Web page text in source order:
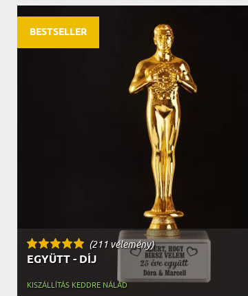
(211 vélemény)
EGYÜTT - DÍJ
KISZÁLLÍTÁS KEDDRE NÁLAD
BESTSELLER